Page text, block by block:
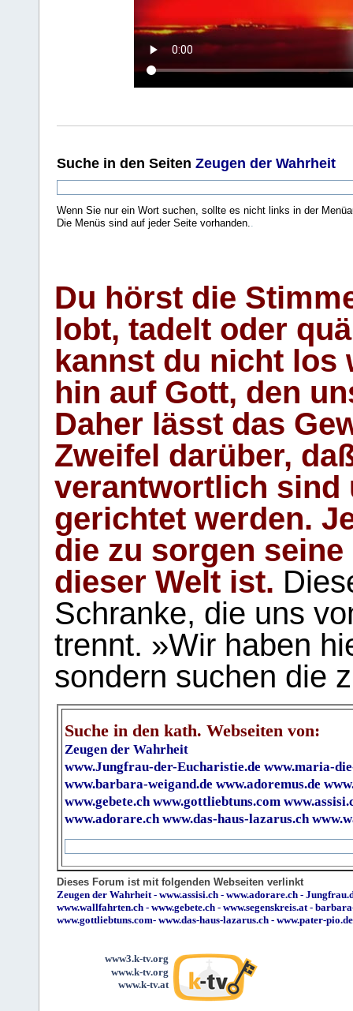
Suche in den Seiten Zeugen der Wahrheit
Wenn Sie nur ein Wort suchen, sollte es nicht links in der
Die Menüs sind auf jeder Seite vorhanden..
Du hörst die
lobt, tadelt oder
kannst du nicht los
hin auf Gott, den
Daher lässt das
Zweifel darüber,
verantwortlich sind
gerichtet werden.
die zu sorgen
dieser Welt ist.
Schranke, die uns
trennt. »Wir haben
sondern suchen die
Suche in den kath. Webseiten von:
Zeugen der Wahrheit
www.Jungfrau-der-Eucharistie.de www.maria-
www.barbara-weigand.de www.adoremus.de
www.gebete.ch www.gottliebtuns.com
www.adorare.ch www.das-haus-lazarus.ch
Dieses Forum ist mit folgenden Webseiten verlinkt
Zeugen der Wahrheit- www.assisi.ch - www.adorare.ch -
www.wallfahrten.ch - www.gebete.ch - www.segenskreis.at-
www.gottliebtuns.com- www.das-haus-lazarus.ch - www.pater-pio.de
www3.k-tv.org
www.k-tv.org
www.k-tv.at